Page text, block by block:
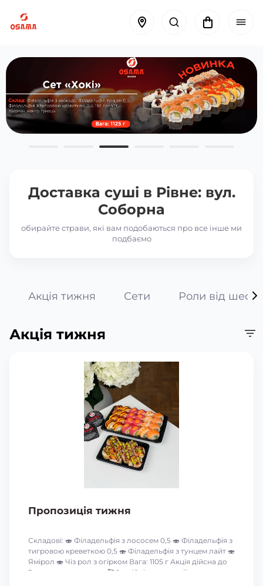
Доставка суші в Рівне: вул.
Соборна
обирайте страви, які вам подобаються про все інше ми
подбаємо
Акція тижня Сети Роли від шефа
Акція тижня
Пропозиція тижня
Складові: 🍣 Філадельфія з лососем 0,5 🍣 Філадельфія з
тигровою креветкою 0,5 🍣 Філадельфія з тунцем лайт 🍣
Ямірол 🍣 Чіз рол з огірком Вага: 1105 г Акція дійсна до
9-го серпня включно 🥰 *акційні пропозиції та знижки